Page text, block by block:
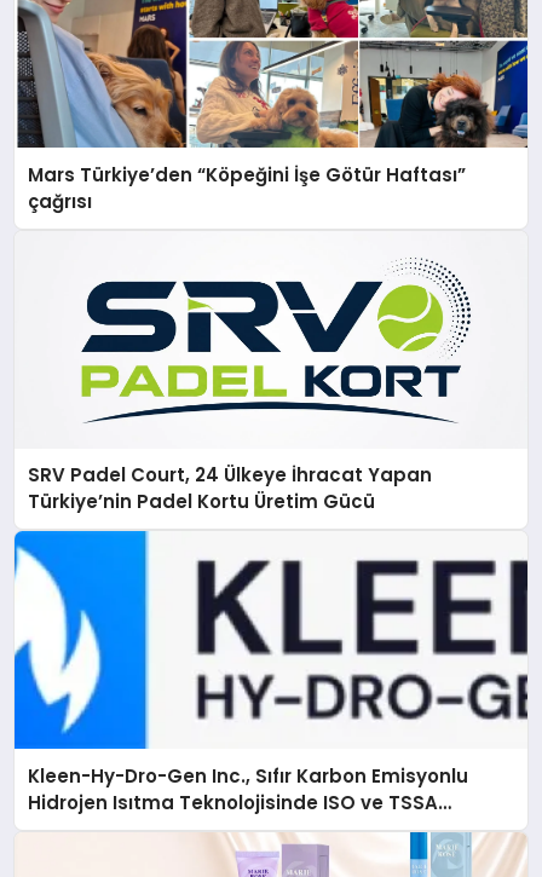
Mars Türkiye’den “Köpeğini İşe Götür Haftası”
çağrısı
SRV Padel Court, 24 Ülkeye İhracat Yapan
Türkiye’nin Padel Kortu Üretim Gücü
Kleen-Hy-Dro-Gen Inc., Sıfır Karbon Emisyonlu
Hidrojen Isıtma Teknolojisinde ISO ve TSSA
Düzenleyici Onaylarını Aldı